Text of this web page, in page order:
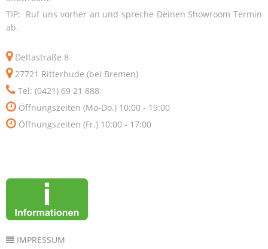
TIP: Ruf uns vorher an und spreche Deinen Showroom Termin
ab.
Deltastraße 8
27721 Ritterhude (bei Bremen)
Tel: (0421) 69 21 888
Öffnungszeiten (Mo-Do.) 10:00 - 19:00
Öffnungszeiten (Fr.) 10:00 - 17:00
IMPRESSUM